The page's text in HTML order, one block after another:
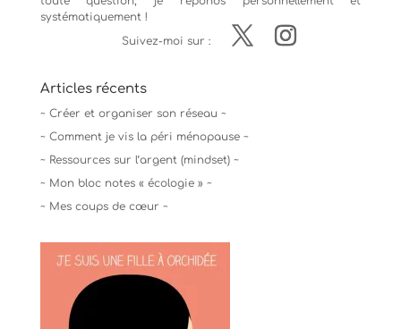
systématiquement !
Suivez-moi sur :
Articles récents
~ Créer et organiser son réseau ~
~ Comment je vis la péri ménopause ~
~ Ressources sur l’argent (mindset) ~
~ Mon bloc notes « écologie » ~
~ Mes coups de cœur ~